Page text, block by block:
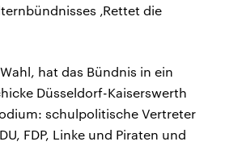
‚Rettet die
hat das Bündnis in ein
Düsseldorf-Kaiserswerth
schulpolitische Vertreter
FDP, Linke und Piraten und